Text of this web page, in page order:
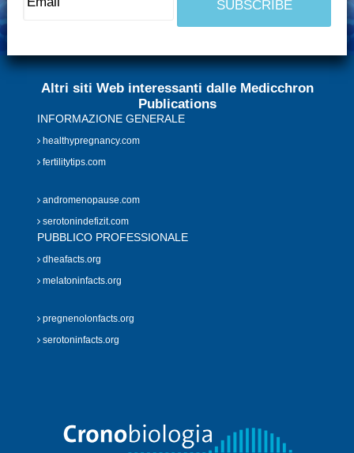
Altri siti Web interessanti dalle Medicchron
Publications
INFORMAZIONE GENERALE
healthypregnancy.com
fertilitytips.com
andromenopause.com
serotonindefizit.com
PUBBLICO PROFESSIONALE
dheafacts.org
melatoninfacts.org
pregnenolonfacts.org
serotoninfacts.org